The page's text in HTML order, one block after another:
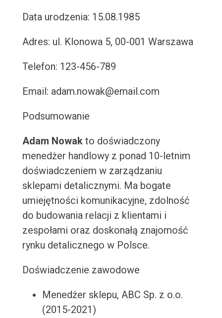
Data urodzenia: 15.08.1985
Adres: ul. Klonowa 5, 00-001 Warszawa
Telefon: 123-456-789
Email: adam.nowak@email.com
Podsumowanie
Adam Nowakto doświadczony
menedżer handlowy z ponad 10-letnim
doświadczeniem w zarządzaniu
sklepami detalicznymi. Ma bogate
umiejętności komunikacyjne, zdolność
do budowania relacji z klientami i
zespołami oraz doskonałą znajomość
rynku detalicznego w Polsce.
Doświadczenie zawodowe
Menedżer sklepu, ABC Sp. z o.o.
(2015-2021)